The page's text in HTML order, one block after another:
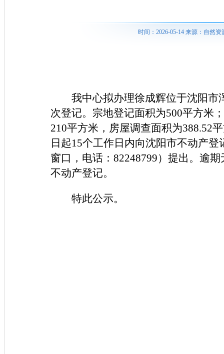
时间：2026-05-14 来源：自然
我中心拟办理徐成辉位于沈阳市
次登记。宗地登记面积为500平方米
210平方米，房屋调查面积为388.52
日起15个工作日内向沈阳市不动产
窗口，电话：82248799）提出。逾
不动产登记。
特此公示。